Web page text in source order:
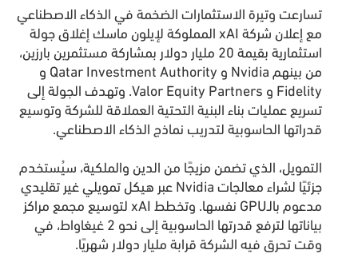
تسارعت وتيرة الاستثمارات الضخمة في الذكاء الاصطناعي
مع إعلان شركة xAI المملوكة لإيلون ماسك إغلاق جولة
استثمارية بقيمة 20 مليار دولار بمشاركة مستثمرين بارزين،
من بينهم Nvidia و Qatar Investment Authority و
Fidelity و Valor Equity Partners. وتهدف الجولة إلى
تسريع عمليات بناء البنية التحتية العملاقة للشركة وتوسيع
قدراتها الحاسوبية لتدريب نماذج الذكاء الاصطناعي.
التمويل، الذي تضمن مزيجًا من الدين والملكية، سيُستخدم
جزئيًا لشراء معالجات Nvidia عبر هيكل تمويلي غير تقليدي
مدعوم بالـGPU نفسها. وتخطط xAI لتوسيع مجمع مراكز
بياناتها لترفع قدرتها الحاسوبية إلى نحو 2 غيغاواط، في
وقت تحرق فيه الشركة قرابة مليار دولار شهريًا.